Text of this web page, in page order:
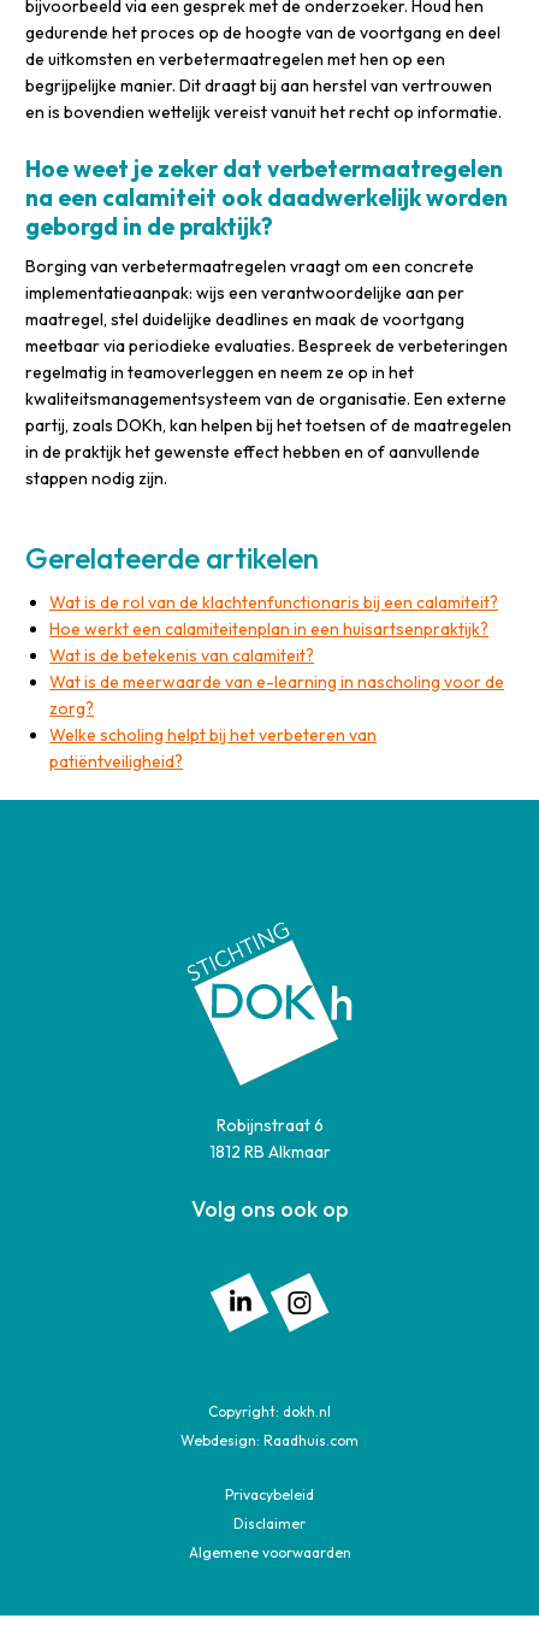
bijvoorbeeld via een gesprek met de onderzoeker. Houd hen
gedurende het proces op de hoogte van de voortgang en deel
de uitkomsten en verbetermaatregelen met hen op een
begrijpelijke manier. Dit draagt bij aan herstel van vertrouwen
en is bovendien wettelijk vereist vanuit het recht op informatie.
Hoe weet je zeker dat verbetermaatregelen
na een calamiteit ook daadwerkelijk worden
geborgd in de praktijk?
Borging van verbetermaatregelen vraagt om een concrete
implementatieaanpak: wijs een verantwoordelijke aan per
maatregel, stel duidelijke deadlines en maak de voortgang
meetbaar via periodieke evaluaties. Bespreek de verbeteringen
regelmatig in teamoverleggen en neem ze op in het
kwaliteitsmanagementsysteem van de organisatie. Een externe
partij, zoals DOKh, kan helpen bij het toetsen of de maatregelen
in de praktijk het gewenste effect hebben en of aanvullende
stappen nodig zijn.
Gerelateerde artikelen
Wat is de rol van de klachtenfunctionaris bij een calamiteit?
Hoe werkt een calamiteitenplan in een huisartsenpraktijk?
Wat is de betekenis van calamiteit?
Wat is de meerwaarde van e-learning in nascholing voor de
zorg?
Welke scholing helpt bij het verbeteren van
patiëntveiligheid?
Robijnstraat 6
1812 RB Alkmaar
Volg ons ook op
Volg ons op: Linkedin
Copyright: dokh.nl
Webdesign: Raadhuis.com
Privacybeleid
Disclaimer
Algemene voorwaarden